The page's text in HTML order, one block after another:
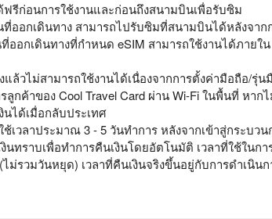
ฟรีก่อนการใช้งานและก่อนถึงสนามบินเพื่อรับซิม
ที่ออกเดินทาง สามารถไปรับซิมที่สนามบินได้หลังจาก
อกเดินทางที่กำหนด eSIM สามารถใช้งานได้ภายใน
แล้วไม่สามารถใช้งานได้เนื่องจากการตั้งค่ามือถือ/รุ่
กค้าของ Cool Travel Card ผ่าน Wi-Fi ในพื้นที่ หาก
ได้เมื่อกลับประเทศ
เวลาประมาณ 3 - 5 วันทำการ หลังจากเข้าสู่กระบวน
นทราบเพื่อทำการคืนเงินโดยอัตโนมัติ เวลาที่ใช้ในกา
ม่รวมวันหยุด) เวลาที่คืนเงินจริงขึ้นอยู่กับการดำเนิน